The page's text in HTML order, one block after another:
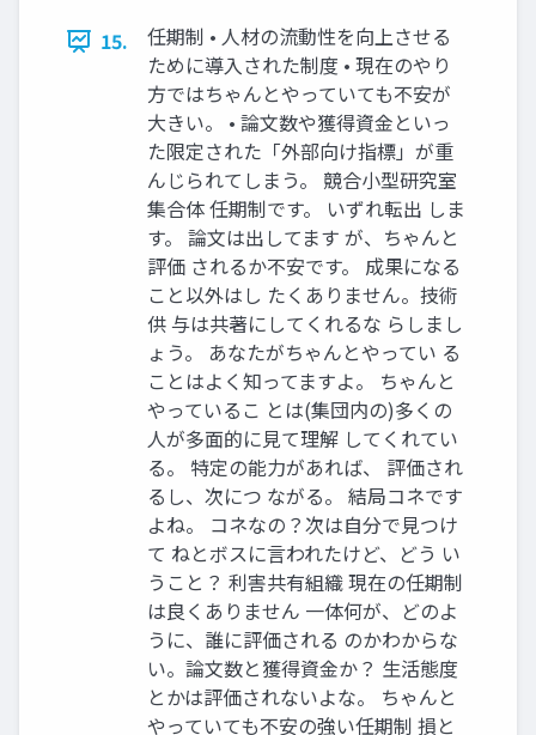
15.
任期制 • ⼈材の流動性を向上させる
ために導⼊された制度 • 現在のやり
⽅ではちゃんとやっていても不安が
⼤きい。 • 論⽂数や獲得資⾦といっ
た限定された「外部向け指標」が重
んじられてしまう。 競合⼩型研究室
集合体 任期制です。 いずれ転出 しま
す。 論⽂は出してます が、ちゃんと
評価 されるか不安です。 成果になる
こと以外はし たくありません。技術
供 与は共著にしてくれるな らしまし
ょう。 あなたがちゃんとやってい る
ことはよく知ってますよ。 ちゃんと
やっているこ とは(集団内の)多くの
⼈が多⾯的に⾒て理解 してくれてい
る。 特定の能⼒があれば、 評価され
るし、次につ ながる。 結局コネです
よね。 コネなの？次は⾃分で⾒つけ
て ねとボスに⾔われたけど、どう い
うこと？ 利害共有組織 現在の任期制
は良くありません ⼀体何が、どのよ
うに、誰に評価される のかわからな
い。論⽂数と獲得資⾦か？ ⽣活態度
とかは評価されないよな。 ちゃんと
やっていても不安の強い任期制 損と